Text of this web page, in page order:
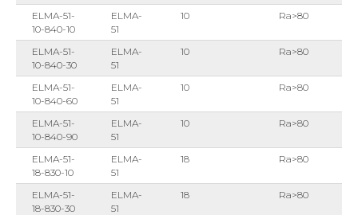
ELMA-51-
10-840-10
ELMA-
51
10 Ra>80
ELMA-51-
10-840-30
ELMA-
51
10 Ra>80
ELMA-51-
10-840-60
ELMA-
51
10 Ra>80
ELMA-51-
10-840-90
ELMA-
51
10 Ra>80
ELMA-51-
18-830-10
ELMA-
51
18 Ra>80
ELMA-51-
18-830-30
ELMA-
51
18 Ra>80